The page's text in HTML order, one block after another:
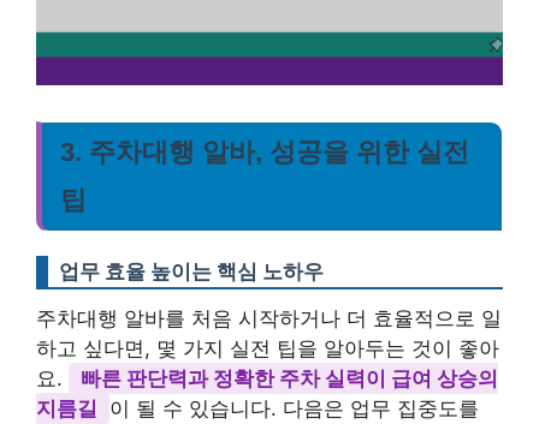
3. 주차대행 알바, 성공을 위한 실전
팁
업무 효율 높이는 핵심 노하우
주차대행 알바를 처음 시작하거나 더 효율적으로 일
하고 싶다면, 몇 가지 실전 팁을 알아두는 것이 좋아
요.
빠른 판단력과 정확한 주차 실력이 급여 상승의
지름길
이 될 수 있습니다. 다음은 업무 집중도를